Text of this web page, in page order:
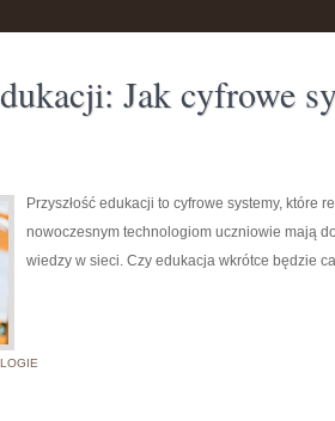
Jak cyfrowe
Przyszłość edukacji to cyfrowe systemy, które
nowoczesnym technologiom uczniowie mają
wiedzy w sieci. Czy edukacja wkrótce będzie